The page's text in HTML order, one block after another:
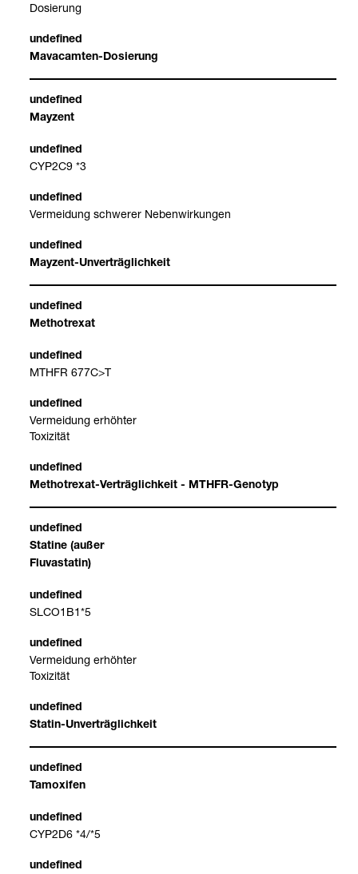
Dosie­rung
Mava­cam­ten-​Dosie­rung
May­zent
CYP2C9 *3
Ver­mei­dung schwe­rer Neben­wir­kun­gen
May­zent-​Unver­träg­lich­keit
Metho­tre­xat
MTHFR 677C>T
Ver­mei­dung erhöh­ter
Toxi­zi­tät
Metho­tre­xat-​Ver­träg­lich­keit - MTHFR-​Geno­typ
Sta­tine (außer
Fluva­s­ta­tin)
SLCO1B1*5
Ver­mei­dung erhöh­ter
Toxi­zi­tät
Sta­tin-​Unver­träg­lich­keit
Tamoxi­fen
CYP2D6 *4/*5